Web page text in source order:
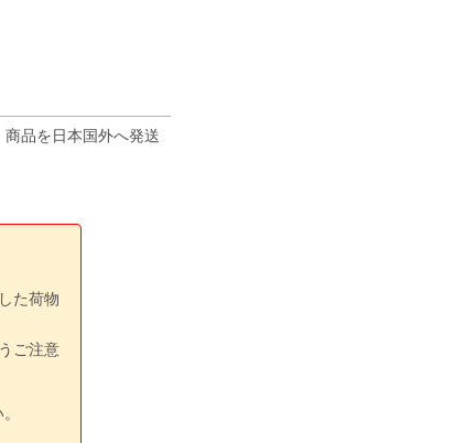
品を日本国外へ発送
た荷物
ご注意